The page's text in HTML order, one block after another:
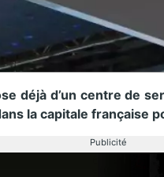
déjà d’un centre de
la capitale française
Publicité